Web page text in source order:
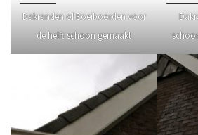
Dakranden of Boeiboorden voor
de helft schoon gemaakt